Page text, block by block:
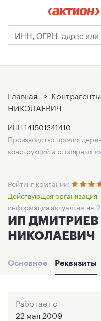
Главная > Контрагенты
НИКОЛАЕВИЧ
ИНН 141501341410
Производство прочих
конструкций и столярных
Рейтинг компании:
Действующая организация
информация актуальна на
ИП
НИКОЛАЕВИЧ
Основное Реквизиты
Работает с
22 мая 2009